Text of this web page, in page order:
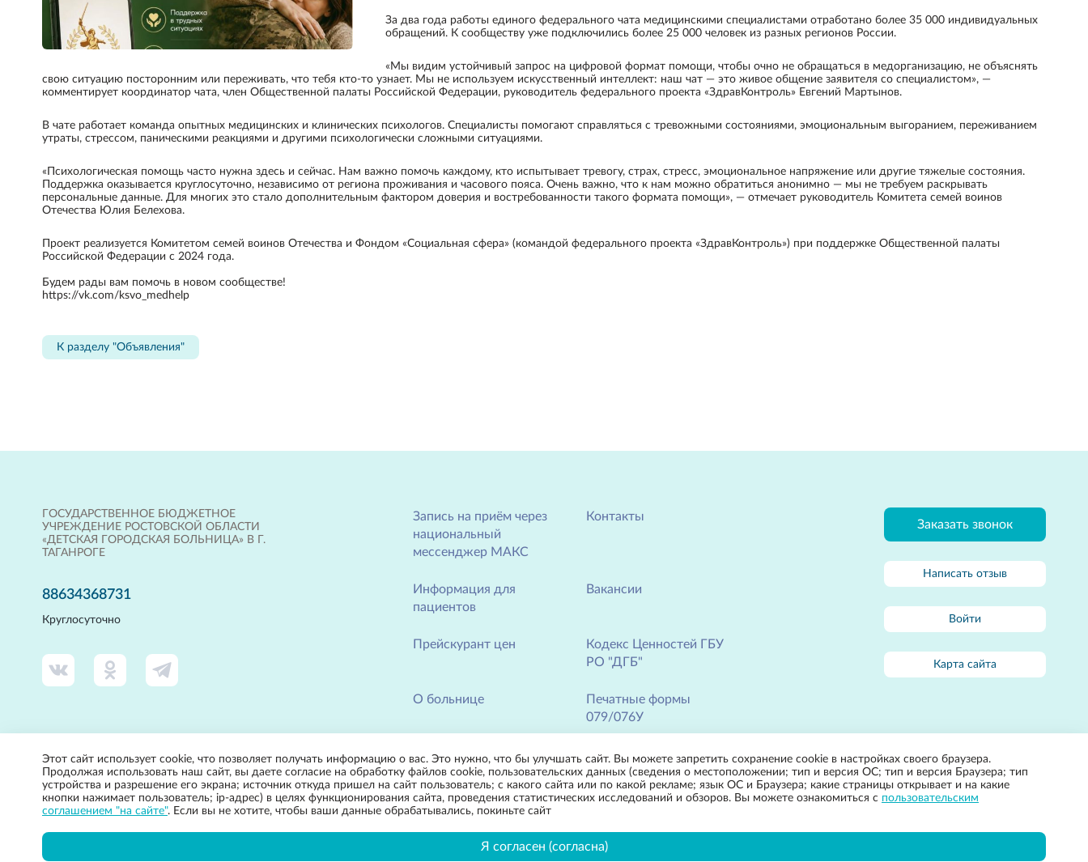
За два года работы единого федерального чата медицинскими специалистами отработано более 35 000 индивидуальных
обращений. К сообществу уже подключились более 25 000 человек из разных регионов России.
«Мы видим устойчивый запрос на цифровой формат помощи, чтобы очно не обращаться в медорганизацию, не объяснять
свою ситуацию посторонним или переживать, что тебя кто-то узнает. Мы не используем искусственный интеллект: наш чат — это живое общение заявителя со специалистом», —
комментирует координатор чата, член Общественной палаты Российской Федерации, руководитель федерального проекта «ЗдравКонтроль» Евгений Мартынов.
В чате работает команда опытных медицинских и клинических психологов. Специалисты помогают справляться с тревожными состояниями, эмоциональным выгоранием, переживанием
утраты, стрессом, паническими реакциями и другими психологически сложными ситуациями.
«Психологическая помощь часто нужна здесь и сейчас. Нам важно помочь каждому, кто испытывает тревогу, страх, стресс, эмоциональное напряжение или другие тяжелые состояния.
Поддержка оказывается круглосуточно, независимо от региона проживания и часового пояса. Очень важно, что к нам можно обратиться анонимно — мы не требуем раскрывать
персональные данные. Для многих это стало дополнительным фактором доверия и востребованности такого формата помощи», — отмечает руководитель Комитета семей воинов
Отечества Юлия Белехова.
Проект реализуется Комитетом семей воинов Отечества и Фондом «Социальная сфера» (командой федерального проекта «ЗдравКонтроль») при поддержке Общественной палаты
Российской Федерации с 2024 года.
Будем рады вам помочь в новом сообществе!
https://vk.com/ksvo_medhelp
К разделу "Объявления"
ГОСУДАРСТВЕННОЕ БЮДЖЕТНОЕ
УЧРЕЖДЕНИЕ РОСТОВСКОЙ ОБЛАСТИ
«ДЕТСКАЯ ГОРОДСКАЯ БОЛЬНИЦА» В Г.
ТАГАНРОГЕ
88634368731
Круглосуточно
Запись на приём через
национальный
мессенджер МАКС
Информация для
пациентов
Прейскурант цен
О больнице
Новости
Контакты
Вакансии
Кодекс Ценностей ГБУ
РО "ДГБ"
Печатные формы
079/076У
Заказать звонок
Написать отзыв
Войти
Карта сайта
2022, Государственное бюджетное учреждение Ростовской Области «Детская городская больница» в г. ТаганрогеПолитика конфиденциальности Разработка сайта: Apricode
Вся представленная на сайте информация, касающаяся стоимости товаров и услуг, носит информационный характер и ни при каких условиях не является публичной офертой, определяемой положениями Статьи 437(2)
Гражданского кодекса РФ.
Этот сайт использует cookie, что позволяет получать информацию о вас. Это нужно, что бы улучшать сайт. Вы можете запретить сохранение cookie в настройках своего браузера.
Продолжая использовать наш сайт, вы даете согласие на обработку файлов cookie, пользовательских данных (сведения о местоположении; тип и версия ОС; тип и версия Браузера; тип
устройства и разрешение его экрана; источник откуда пришел на сайт пользователь; с какого сайта или по какой рекламе; язык ОС и Браузера; какие страницы открывает и на какие
кнопки нажимает пользователь; ip-адрес) в целях функционирования сайта, проведения статистических исследований и обзоров. Вы можете ознакомиться с пользовательским
соглашением "на сайте". Если вы не хотите, чтобы ваши данные обрабатывались, покиньте сайт
Я согласен (согласна)